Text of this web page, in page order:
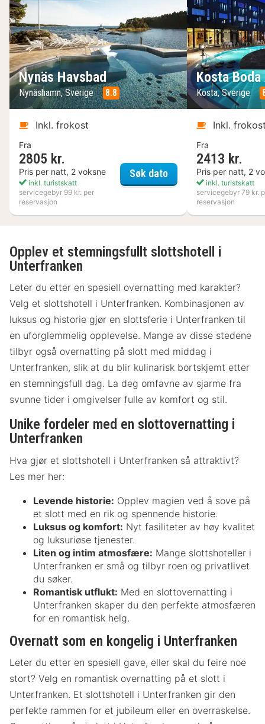
Nynäs Havsbad
Nynäshamn, Sverige 8.8
Inkl. frokost
Fra
2805 kr.
Pris per natt, 2 voksne
inkl. turistskatt
servicegebyr 99 kr. per
reservasjon
Søk datoNynäs Havsbad
Kosta
Kosta, Sverige
Inkl.
Fra
2413 kr.
Pris per natt, 2
inkl. turistskatt
servicegebyr 79 kr.
reservasjon
Opplev et stemningsfullt slottshotell i
Unterfranken
Leter du etter en spesiell overnatting med karakter?
Velg et slottshotell i Unterfranken. Kombinasjonen av
luksus og historie gjør en slottsferie i Unterfranken til
en uforglemmelig opplevelse. Mange av disse stedene
tilbyr også overnatting på slott med middag i
Unterfranken, slik at du blir kulinarisk bortskjemt etter
en stemningsfull dag. La deg omfavne av sjarme fra
svunne tider i omgivelser fulle av komfort og stil.
Unike fordeler med en slottovernatting i
Unterfranken
Hva gjør et slottshotell i Unterfranken så attraktivt?
Les mer her:
Levende historie: Opplev magien ved å sove på
et slott med en rik og spennende historie.
Luksus og komfort: Nyt fasiliteter av høy kvalitet
og luksuriøse tjenester.
Liten og intim atmosfære: Mange slottshoteller i
Unterfranken er små og tilbyr roen og privatlivet
du søker.
Romantisk utflukt: Med en slottovernatting i
Unterfranken skaper du den perfekte atmosfæren
for en romantisk helg.
Overnatt som en kongelig i Unterfranken
Leter du etter en spesiell gave, eller skal du feire noe
stort? Velg en romantisk overnatting på et slott i
Unterfranken. Et slottshotell i Unterfranken gir den
perfekte rammen for et jubileum eller en overraskelse.